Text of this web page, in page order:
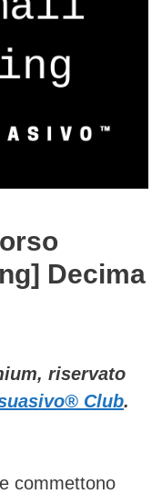
Decima
riservato
Club.
commettono